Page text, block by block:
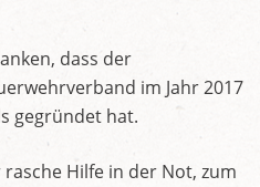
dass der
im Jahr 2017
gegründet hat.
Hilfe in der Not, zum